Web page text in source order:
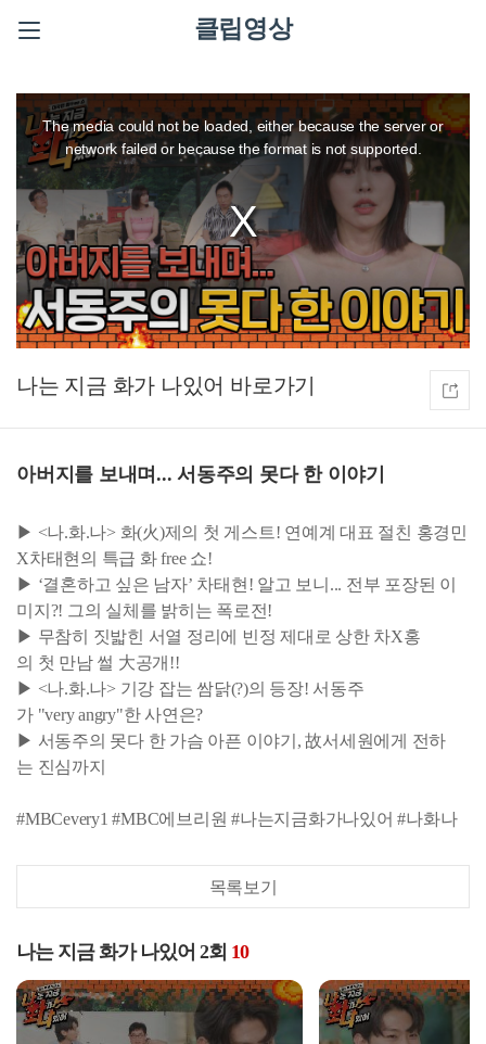
클립영상
is
a
modal
window.
The media could not be loaded, either because the server or
network failed or because the format is not supported.
나는 지금 화가 나있어
아버지를 보내며... 서동주의 못다 한 이야기
▶ <나.화.나> 화(火)제의 첫 게스트! 연예계 대표 절친 홍경민
X차태현의 특급 화 free 쇼!
▶ ‘결혼하고 싶은 남자’ 차태현! 알고 보니... 전부 포장된 이
미지?! 그의 실체를 밝히는 폭로전!
▶ 무참히 짓밟힌 서열 정리에 빈정 제대로 상한 차X홍
의 첫 만남 썰 大공개!!
▶ <나.화.나> 기강 잡는 쌈닭(?)의 등장! 서동주
가 "very angry"한 사연은?
▶ 서동주의 못다 한 가슴 아픈 이야기, 故서세원에게 전하
는 진심까지
#MBCevery1 #MBC에브리원 #나는지금화가나있어 #나화나
목록보기
나는 지금 화가 나있어 2회 10